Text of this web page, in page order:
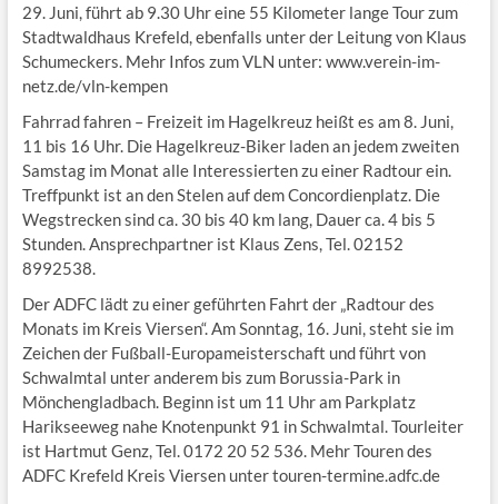
29. Juni, führt ab 9.30 Uhr eine 55 Kilometer lange Tour zum
Stadtwaldhaus Krefeld, ebenfalls unter der Leitung von Klaus
Schumeckers. Mehr Infos zum VLN unter: www.verein-im-
netz.de/vln-kempen
Fahrrad fahren – Freizeit im Hagelkreuz heißt es am 8. Juni,
11 bis 16 Uhr. Die Hagelkreuz-Biker laden an jedem zweiten
Samstag im Monat alle Interessierten zu einer Radtour ein.
Treffpunkt ist an den Stelen auf dem Concordienplatz. Die
Wegstrecken sind ca. 30 bis 40 km lang, Dauer ca. 4 bis 5
Stunden. Ansprechpartner ist Klaus Zens, Tel. 02152
8992538.
Der ADFC lädt zu einer geführten Fahrt der „Radtour des
Monats im Kreis Viersen“. Am Sonntag, 16. Juni, steht sie im
Zeichen der Fußball-Europameisterschaft und führt von
Schwalmtal unter anderem bis zum Borussia-Park in
Mönchengladbach. Beginn ist um 11 Uhr am Parkplatz
Harikseeweg nahe Knotenpunkt 91 in Schwalmtal. Tourleiter
ist Hartmut Genz, Tel. 0172 20 52 536. Mehr Touren des
ADFC Krefeld Kreis Viersen unter touren-termine.adfc.de